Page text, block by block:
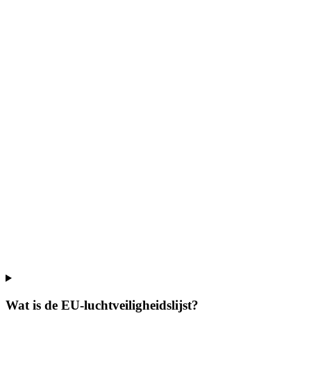
Wat is de EU-luchtveiligheidslijst?